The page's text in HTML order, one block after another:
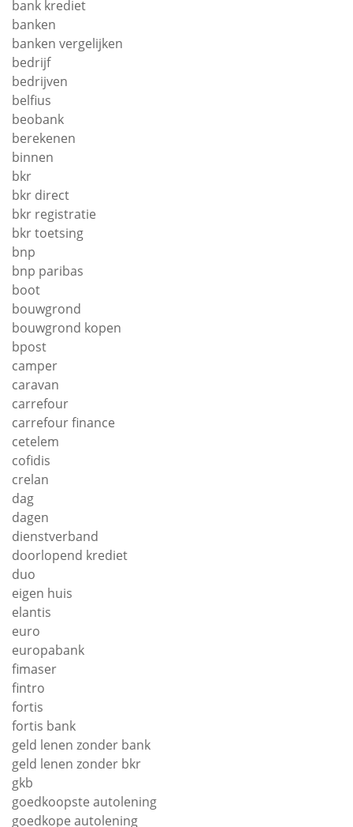
bank krediet
banken
banken vergelijken
bedrijf
bedrijven
belfius
beobank
berekenen
binnen
bkr
bkr direct
bkr registratie
bkr toetsing
bnp
bnp paribas
boot
bouwgrond
bouwgrond kopen
bpost
camper
caravan
carrefour
carrefour finance
cetelem
cofidis
crelan
dag
dagen
dienstverband
doorlopend krediet
duo
eigen huis
elantis
euro
europabank
fimaser
fintro
fortis
fortis bank
geld lenen zonder bank
geld lenen zonder bkr
gkb
goedkoopste autolening
goedkope autolening